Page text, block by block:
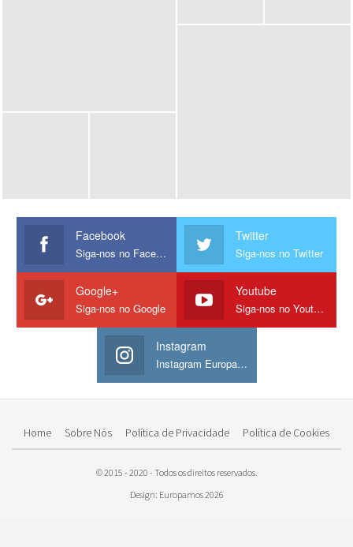
Facebook
Siga-nos no Facebook
Twitter
Siga-nos no Twitter
Google+
Siga-nos no Google
Youtube
Siga-nos no Youtube
Instagram
Instagram Europamos
Home Sobre Nós Política de Privacidade Política de Cookies
© 2015 - 2020 - Todos os direitos reservados.
Design: Europamos 2026